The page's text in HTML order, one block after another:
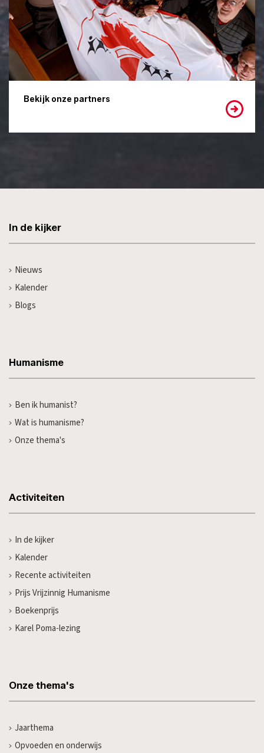
Bekijk onze partners
In de kijker
Nieuws
Kalender
Blogs
Humanisme
Ben ik humanist?
Wat is humanisme?
Onze thema's
Activiteiten
In de kijker
Kalender
Recente activiteiten
Prijs Vrijzinnig Humanisme
Boekenprijs
Karel Poma-lezing
Onze thema's
Jaarthema
Opvoeden en onderwijs